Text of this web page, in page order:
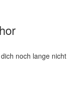
noch lange nicht